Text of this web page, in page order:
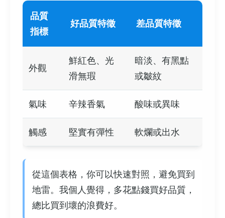
品質
指標
好品質特徵 差品質特徵
外觀
鮮紅色、光
滑無瑕
暗淡、有黑點
或皺紋
氣味 辛辣香氣 酸味或異味
觸感 堅實有彈性 軟爛或出水
從這個表格，你可以快速對照，避免買到
地雷。我個人覺得，多花點錢買好品質，
總比買到壞的浪費好。